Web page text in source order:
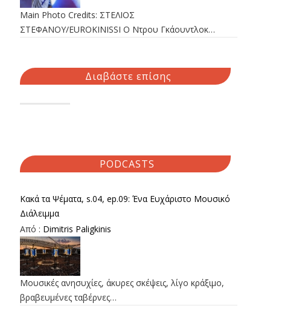
Main Photo Credits: ΣΤΕΛΙΟΣ
ΣΤΕΦΑΝΟΥ/EUROKINISSI Ο Ντρου Γκάουντλοκ…
Διαβάστε επίσης
PODCASTS
Κακά τα Ψέματα, s.04, ep.09: Ένα Ευχάριστο Μουσικό
Διάλειμμα
Από : Dimitris Paligkinis
Μουσικές ανησυχίες, άκυρες σκέψεις, λίγο κράξιμο,
βραβευμένες ταβέρνες…